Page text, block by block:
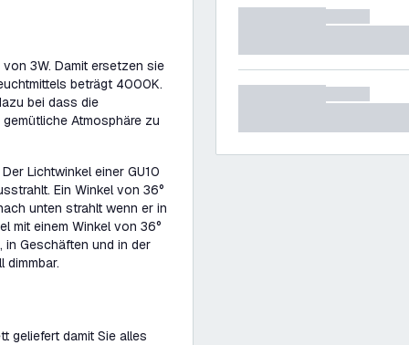
3W. Damit ersetzen sie
beträgt 4000K.
bei dass die
Atmosphäre zu
Lichtwinkel einer GU10
Ein Winkel von 36°
unten strahlt wenn er in
mit einem Winkel von 36°
in Geschäften und in der
geliefert damit Sie alles